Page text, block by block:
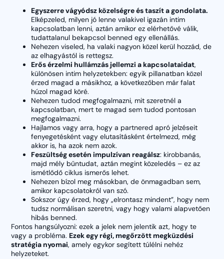
Egyszerre vágyódsz közelségre és taszít a gondolata.
Elképzeled, milyen jó lenne valakivel igazán intim
kapcsolatban lenni, aztán amikor ez elérhetővé válik,
tudattalanul bekapcsol benned egy ellenállás.
Nehezen viseled, ha valaki nagyon közel kerül hozzád, de
az elhagyástól is rettegsz.
Erős érzelmi hullámzás jellemzi a kapcsolataidat,
különösen intim helyzetekben: egyik pillanatban közel
érzed magad a másikhoz, a következőben már falat
húzol magad köré.
Nehezen tudod megfogalmazni, mit szeretnél a
kapcsolatban, mert te magad sem tudod pontosan
megfogalmazni.
Hajlamos vagy arra, hogy a partnered apró jelzéseit
fenyegetésként vagy elutasításként értelmezd, még
akkor is, ha azok nem azok.
Feszültség esetén impulzívan reagálsz: kirobbanás,
majd mély bűntudat, aztán megint közeledés – ez az
ismétlődő ciklus ismerős lehet.
Nehezen bízol meg másokban, de önmagadban sem,
amikor kapcsolatokról van szó.
Sokszor úgy érzed, hogy „elrontasz mindent”, hogy nem
tudsz normálisan szeretni, vagy hogy valami alapvetően
hibás benned.
Fontos hangsúlyozni: ezek a jelek nem jelentik azt, hogy te
vagy a probléma. Ezek egy régi, megőrzött megküzdési
stratégia nyomai, amely egykor segített túlélni nehéz
helyzeteket.